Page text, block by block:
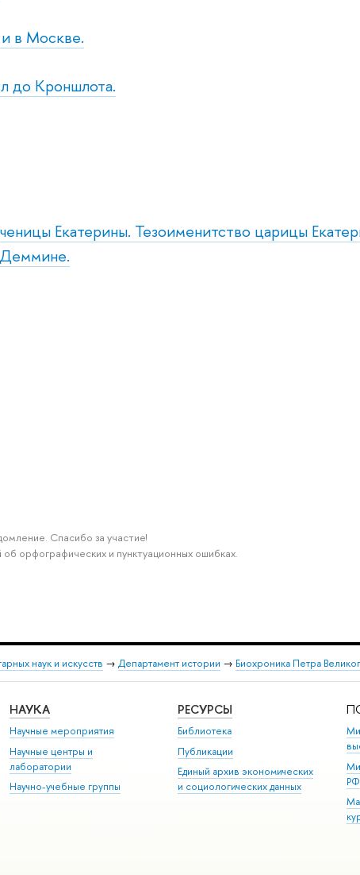
в Москве.
до Кроншлота.
Екатерины. Тезоименитство царицы
Спасибо за участие!
орфографических и пунктуационных ошибках.
наук и искусств → Департамент истории → Биохроника Петра
НАУКА
Научные мероприятия
Научные центры и
лаборатории
Научно-учебные группы
РЕСУРСЫ
Библиотека
Публикации
Единый архив экономических
и социологических данных
РФ